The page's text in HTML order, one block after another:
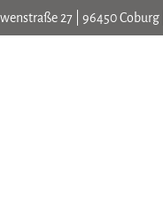
27 | 96450 Coburg |